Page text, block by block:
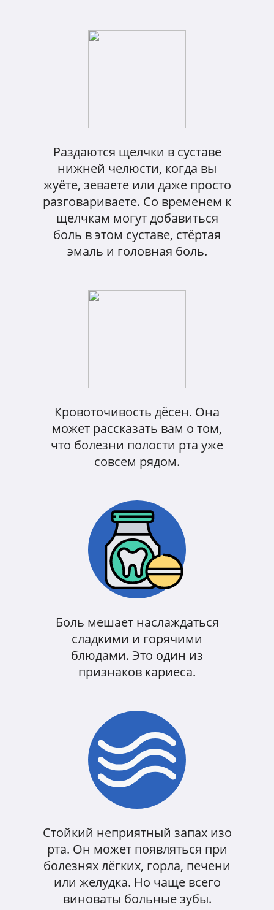
Раздаются щелчки в суставе
нижней челюсти, когда вы
жуёте, зеваете или даже просто
разговариваете. Со временем к
щелчкам могут добавиться
боль в этом суставе, стёртая
эмаль и головная боль.
Кровоточивость дёсен. Она
может рассказать вам о том,
что болезни полости рта уже
совсем рядом.
Боль мешает наслаждаться
сладкими и горячими
блюдами. Это один из
признаков кариеса.
Стойкий неприятный запах изо
рта. Он может появляться при
болезнях лёгких, горла, печени
или желудка. Но чаще всего
виноваты больные зубы.